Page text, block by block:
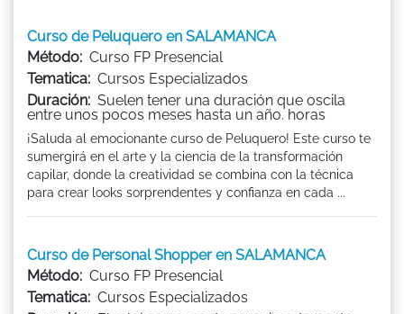
Curso de Peluquero en SALAMANCA
Método: Curso FP Presencial
Tematica: Cursos Especializados
Duración: Suelen tener una duración que oscila
entre unos pocos meses hasta un año. horas
¡Saluda al emocionante curso de Peluquero! Este curso te
sumergirá en el arte y la ciencia de la transformación
capilar, donde la creatividad se combina con la técnica
para crear looks sorprendentes y confianza en cada ...
Curso de Personal Shopper en SALAMANCA
Método: Curso FP Presencial
Tematica: Cursos Especializados